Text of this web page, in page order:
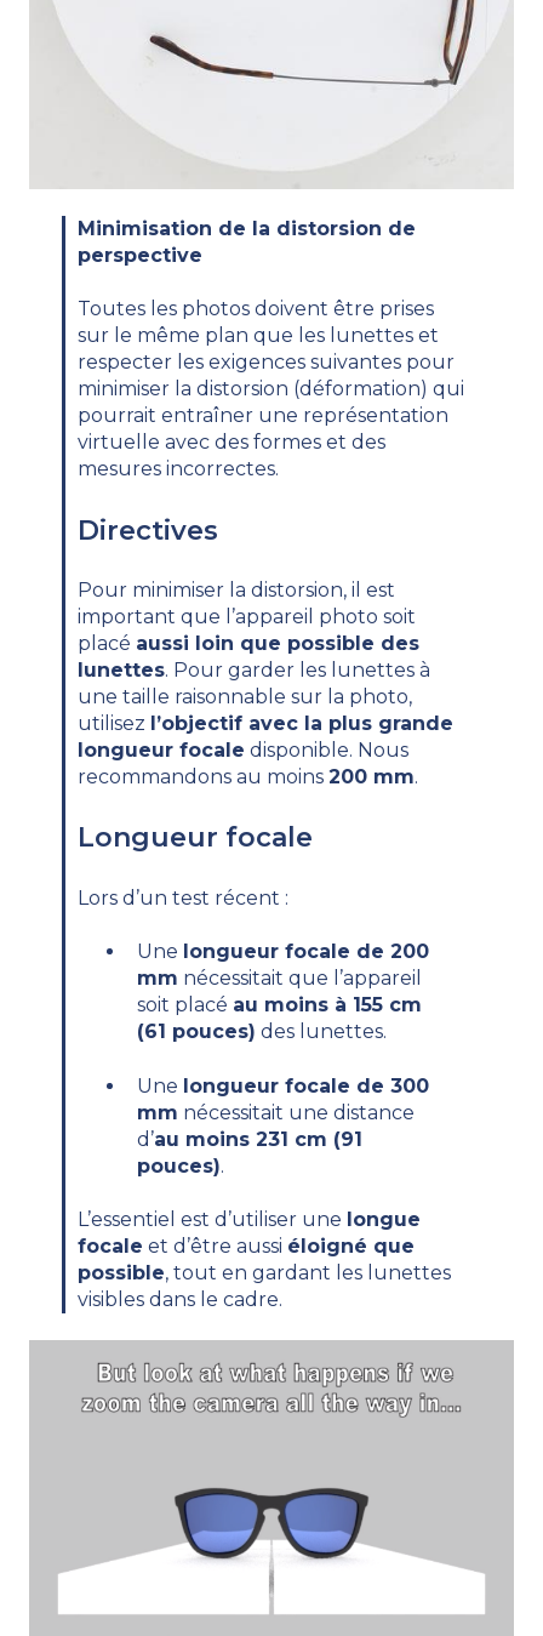
Minimisation de la distorsion de
perspective
Toutes les photos doivent être prises
sur le même plan que les lunettes et
respecter les exigences suivantes pour
minimiser la distorsion (déformation) qui
pourrait entraîner une représentation
virtuelle avec des formes et des
mesures incorrectes.
Directives
Pour minimiser la distorsion, il est
important que l’appareil photo soit
placé aussi loin que possible des
lunettes. Pour garder les lunettes à
une taille raisonnable sur la photo,
utilisez l’objectif avec la plus grande
longueur focale disponible. Nous
recommandons au moins 200 mm.
Longueur focale
Lors d’un test récent :
Une longueur focale de 200
mm nécessitait que l’appareil
soit placé au moins à 155 cm
(61 pouces) des lunettes.
Une longueur focale de 300
mm nécessitait une distance
d’au moins 231 cm (91
pouces).
L’essentiel est d’utiliser une longue
focale et d’être aussi éloigné que
possible, tout en gardant les lunettes
visibles dans le cadre.